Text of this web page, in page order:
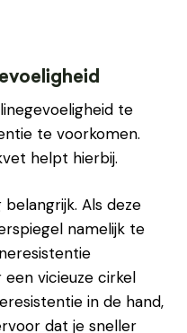
te
te voorkomen.
helpt hierbij.
Als deze
namelijk te
vicieuze cirkel
in de hand,
dat je sneller